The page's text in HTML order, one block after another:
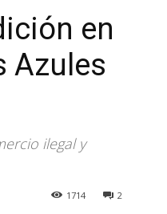
en
Azules
ilegal y
2
1714